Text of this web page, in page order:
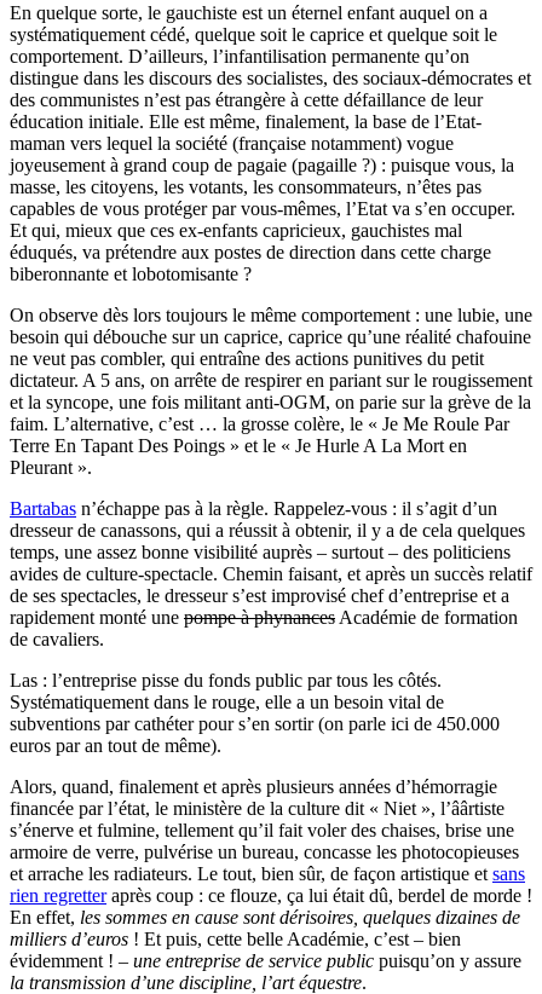
En quelque sorte, le gauchiste est un éternel enfant auquel on a
systématiquement cédé, quelque soit le caprice et quelque soit le
comportement. D’ailleurs, l’infantilisation permanente qu’on
distingue dans les discours des socialistes, des sociaux-démocrates et
des communistes n’est pas étrangère à cette défaillance de leur
éducation initiale. Elle est même, finalement, la base de l’Etat-
maman vers lequel la société (française notamment) vogue
joyeusement à grand coup de pagaie (pagaille ?) : puisque vous, la
masse, les citoyens, les votants, les consommateurs, n’êtes pas
capables de vous protéger par vous-mêmes, l’Etat va s’en occuper.
Et qui, mieux que ces ex-enfants capricieux, gauchistes mal
éduqués, va prétendre aux postes de direction dans cette charge
biberonnante et lobotomisante ?
On observe dès lors toujours le même comportement : une lubie, une
besoin qui débouche sur un caprice, caprice qu’une réalité chafouine
ne veut pas combler, qui entraîne des actions punitives du petit
dictateur. A 5 ans, on arrête de respirer en pariant sur le rougissement
et la syncope, une fois militant anti-OGM, on parie sur la grève de la
faim. L’alternative, c’est … la grosse colère, le « Je Me Roule Par
Terre En Tapant Des Poings » et le « Je Hurle A La Mort en
Pleurant ».
Bartabas n’échappe pas à la règle. Rappelez-vous : il s’agit d’un
dresseur de canassons, qui a réussit à obtenir, il y a de cela quelques
temps, une assez bonne visibilité auprès – surtout – des politiciens
avides de culture-spectacle. Chemin faisant, et après un succès relatif
de ses spectacles, le dresseur s’est improvisé chef d’entreprise et a
rapidement monté une pompe à phynances Académie de formation
de cavaliers.
Las : l’entreprise pisse du fonds public par tous les côtés.
Systématiquement dans le rouge, elle a un besoin vital de
subventions par cathéter pour s’en sortir (on parle ici de 450.000
euros par an tout de même).
Alors, quand, finalement et après plusieurs années d’hémorragie
financée par l’état, le ministère de la culture dit « Niet », l’âârtiste
s’énerve et fulmine, tellement qu’il fait voler des chaises, brise une
armoire de verre, pulvérise un bureau, concasse les photocopieuses
et arrache les radiateurs. Le tout, bien sûr, de façon artistique et sans
rien regretteraprès coup : ce flouze, ça lui était dû, berdel de morde !
En effet, les sommes en cause sont dérisoires, quelques dizaines de
milliers d’euros ! Et puis, cette belle Académie, c’est – bien
évidemment ! – une entreprise de service public puisqu’on y assure
la transmission d’une discipline, l’art équestre.